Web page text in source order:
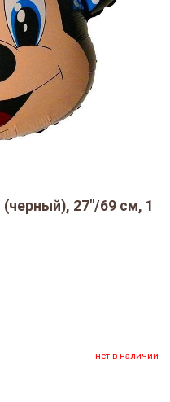
27"/69 см, 1
нет в наличии